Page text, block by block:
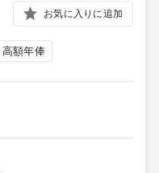
お気に入りに追加
高額年俸